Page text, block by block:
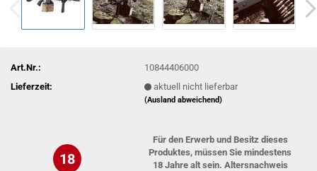
Art.Nr.:
10844406000
Lieferzeit:
aktuell nicht lieferbar
(Ausland abweichend)
18
Für den Erwerb und Besitz dieses
Produktes, müssen Sie mindestens
18 Jahre alt sein. Altersnachweis